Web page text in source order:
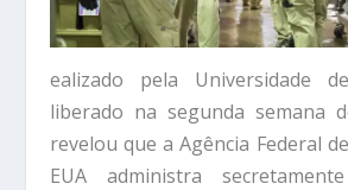
ealizado pela Universidade
liberado na segunda semana
revelou que a Agência Federal
EUA administra